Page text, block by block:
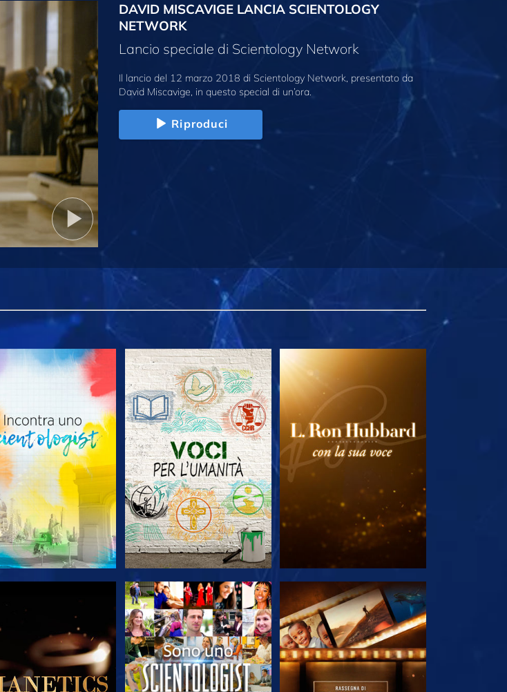
DAVID MISCAVIGE LANCIA SCIENTOLOGY
NETWORK
Lancio speciale di Scientology Network
Il lancio del 12 marzo 2018 di Scientology Network, presentato da
David Miscavige, in questo special di un’ora.
Riproduci
ESPLORA LE SERIE ESPLORA LE SERIE ESPLORA LE SERIE